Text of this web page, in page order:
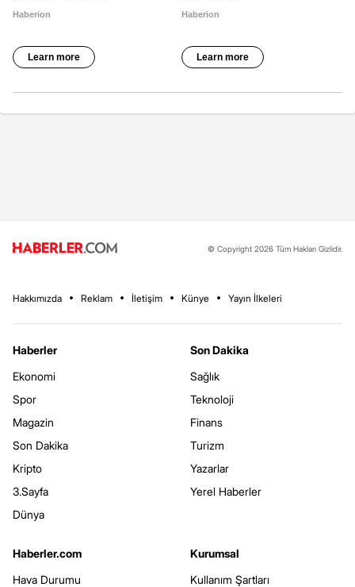
© Copyright 2026 Tüm Hakları Gizlidir.
Hakkımızda Reklam İletişim Künye Yayın İlkeleri
Haberler
Ekonomi
Spor
Magazin
Son Dakika
Kripto
3.Sayfa
Dünya
Son Dakika
Sağlık
Teknoloji
Finans
Turizm
Yazarlar
Yerel Haberler
Haberler.com
Hava Durumu
Kurumsal
Kullanım Şartları